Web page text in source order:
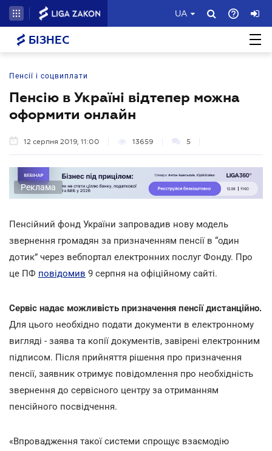
UA
БІЗНЕС
Пенсії і соцвиплати
Пенсію в Україні відтепер можна
оформити онлайн
12 серпня 2019, 11:00 13659 5
Реклама
Пенсійний фонд України запровадив нову модель
звернення громадян за призначенням пенсії в “один
дотик” через вебпортал електронних послуг Фонду. Про
це ПФ повідомив 9 серпня на офіційному сайті.
Сервіс надає можливість призначення пенсії дистанційно.
Для цього необхідно подати документи в електронному
вигляді - заява та копії документів, завірені електронним
підписом. Після прийняття рішення про призначення
пенсії, заявник отримує повідомлення про необхідність
звернення до сервісного центру за отриманням
пенсійного посвідчення.
«Впровадження такої системи спрощує взаємодію